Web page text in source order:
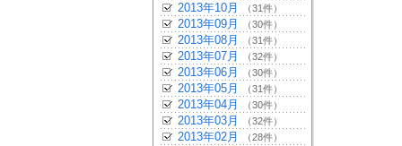
2013年10月 （31件）
2013年09月 （30件）
2013年08月 （31件）
2013年07月 （32件）
2013年06月 （30件）
2013年05月 （31件）
2013年04月 （30件）
2013年03月 （32件）
2013年02月 （28件）